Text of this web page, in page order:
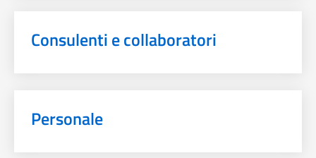
Consulenti e collaboratori
Personale